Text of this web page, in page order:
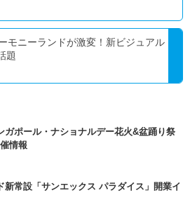
モニーランドが激変！新ビジュアル
題
ガポール・ナショナルデー花火&盆踊り祭
情報
新常設「サンエックス パラダイス」開業イ